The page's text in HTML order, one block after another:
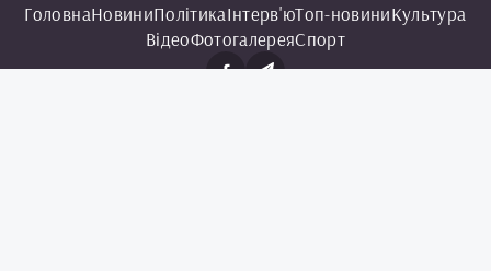
ГоловнаНовиниПолітикаІнтерв'юТоп-новиниКультура
ВідеоФотогалереяСпорт